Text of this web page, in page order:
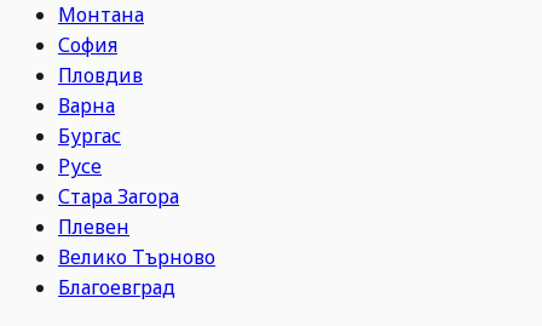
Монтана
София
Пловдив
Варна
Бургас
Русе
Стара Загора
Плевен
Велико Търново
Благоевград